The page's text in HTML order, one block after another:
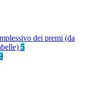
dei premi (da
5